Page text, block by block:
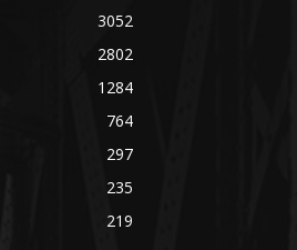
3052
2802
1284
764
297
235
219